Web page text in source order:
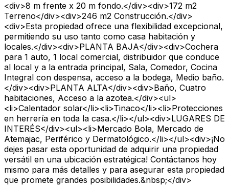
<div>8 m frente x 20 m fondo.</div><div>172 m2
Terreno</div><div>246 m2 Construcción.</div>
<div>Esta propiedad ofrece una flexibilidad excepcional,
permitiendo su uso tanto como casa habitación y
locales.</div><div>PLANTA BAJA</div><div>Cochera
para 1 auto, 1 local comercial, distribuidor que conduce
al local y a la entrada principal, Sala, Comedor, Cocina
Integral con despensa, acceso a la bodega, Medio baño.
</div><div>PLANTA ALTA</div><div>Baño, Cuatro
habitaciones, Acceso a la azotea.</div><ul>
<li>Calentador solar</li><li>Tinaco</li><li>Protecciones
en herrería en toda la casa.</li></ul><div>LUGARES DE
INTERÉS</div><ul><li>Mercado Bola, Mercado de
Atemajac, Periférico y Dermatológico.</li></ul><div>¡No
dejes pasar esta oportunidad de adquirir una propiedad
versátil en una ubicación estratégica! Contáctanos hoy
mismo para más detalles y para asegurar esta propiedad
que promete grandes posibilidades.&nbsp;</div>